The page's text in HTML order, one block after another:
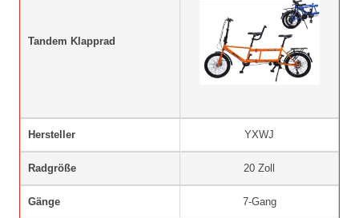
Tandem Klapprad
Hersteller YXWJ
Radgröße 20 Zoll
Gänge 7-Gang